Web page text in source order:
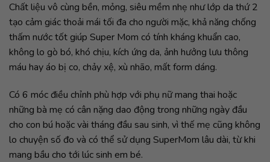
Chất liệu vô cùng bền, mỏng, siêu mềm nhẹ như lớp da thứ 2
tạo cảm giác thoải mái tối đa cho người mặc, khả năng chống
thấm nước tốt giúp Super Mom có tính kháng khuẩn cao,
không lo gò bó, khó chịu, kích ứng da, ảnh hưởng lưu thông
máu hay áo bị co, chảy xệ, xù nhão, mất form dáng.
Có 6 móc điều chỉnh phù hợp với phụ nữ mang thai hoặc
những bà mẹ có cân nặng dao động trong những ngày đầu
cho con bú hoặc vài tháng đầu sau sinh, vì thế mẹ cũng không
lo chuyện số đo và có thể sử dụng SuperMom lâu dài, từ khi
mang bầu cho tới lúc sinh em bé.